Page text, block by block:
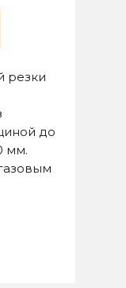
резки
до
мм.